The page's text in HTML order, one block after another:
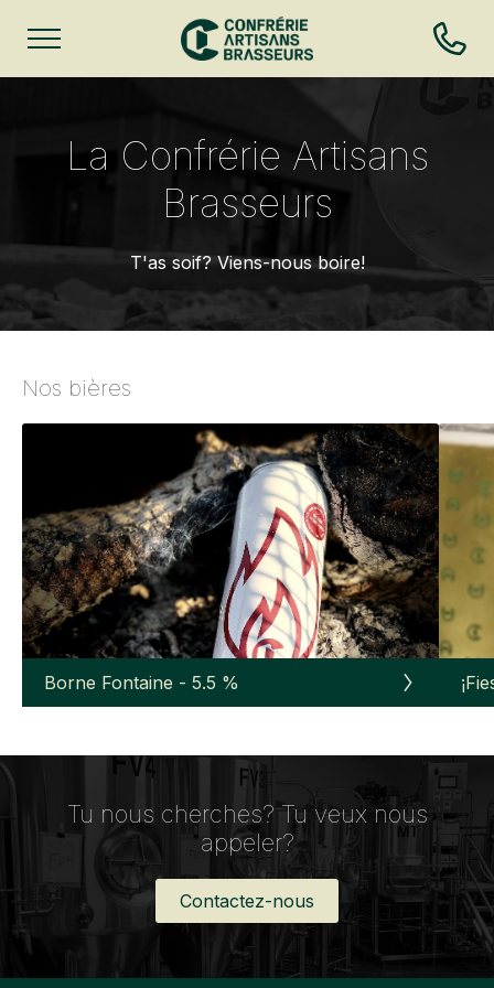
La Confrérie Artisans
Brasseurs
T'as soif? Viens-nous boire!
Nos bières
Borne Fontaine - 5.5 %
Tu nous cherches? Tu veux nous
appeler?
Contactez-nous